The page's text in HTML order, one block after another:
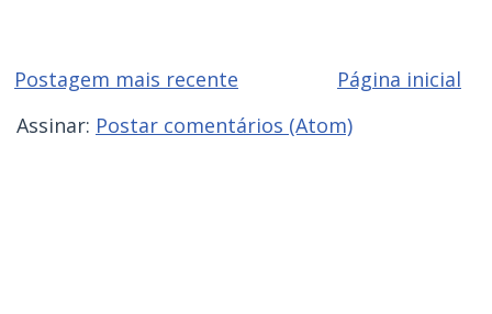
Postagem mais recente
Página inicial
Assinar: Postar comentários (Atom)